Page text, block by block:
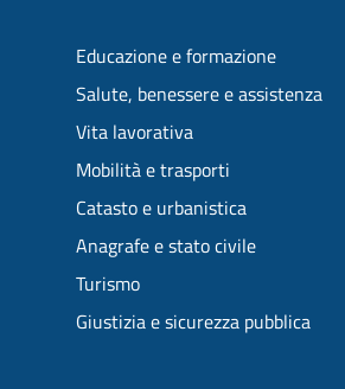
Educazione e formazione
Salute, benessere e assistenza
Vita lavorativa
Mobilità e trasporti
Catasto e urbanistica
Anagrafe e stato civile
Turismo
Giustizia e sicurezza pubblica